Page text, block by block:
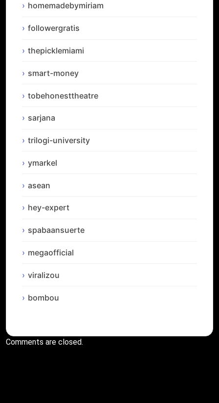
homemadebymiriam
followergratis
thepicklemiami
smart-money
tobehonesttheatre
sarjana
trilogi-university
ymarkel
asean
hey-expert
spabaansuerte
megaofficial
viralizou
bombou
Comments are closed.